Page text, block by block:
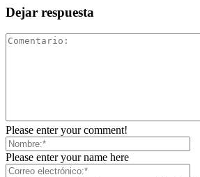
Dejar respuesta
Please enter your comment!
Please enter your name here